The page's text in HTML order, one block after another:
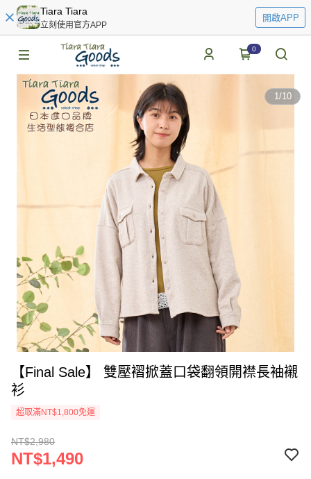
Tiara Tiara
立刻使用官方APP
開啟APP
0
1/10
【Final Sale】 雙壓褶掀蓋口袋翻領開襟長袖襯
衫
超取滿NT$1,800免運
NT$2,980
NT$1,490